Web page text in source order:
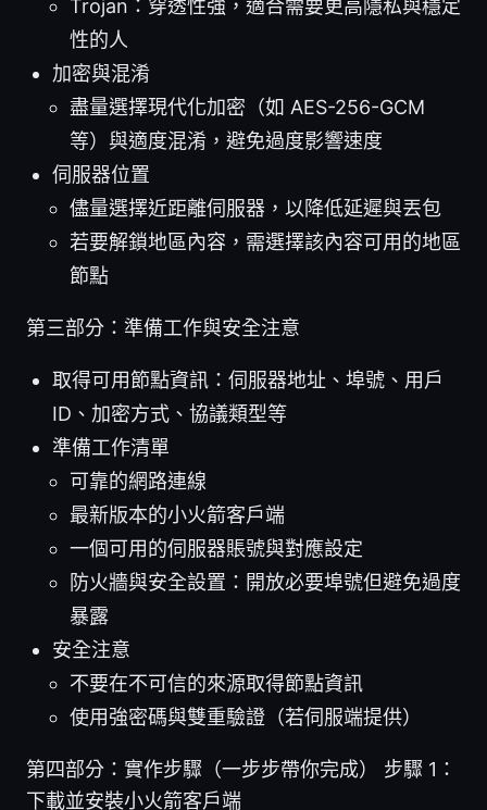
Trojan：穿透性強，適合需要更高隱私與穩定
性的人
加密與混淆
盡量選擇現代化加密（如 AES-256-GCM
等）與適度混淆，避免過度影響速度
伺服器位置
儘量選擇近距離伺服器，以降低延遲與丟包
若要解鎖地區內容，需選擇該內容可用的地區
節點
第三部分：準備工作與安全注意
取得可用節點資訊：伺服器地址、埠號、用戶
ID、加密方式、協議類型等
準備工作清單
可靠的網路連線
最新版本的小火箭客戶端
一個可用的伺服器賬號與對應設定
防火牆與安全設置：開放必要埠號但避免過度
暴露
安全注意
不要在不可信的來源取得節點資訊
使用強密碼與雙重驗證（若伺服端提供）
第四部分：實作步驟（一步步帶你完成） 步驟 1：
下載並安裝小火箭客戶端